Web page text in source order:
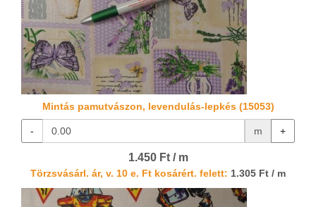
Mintás pamutvászon, levendulás-lepkés (15053)
- m +
1.450 Ft / m
Törzsvásárl. ár, v. 10 e. Ft kosárért. felett: 1.305 Ft / m